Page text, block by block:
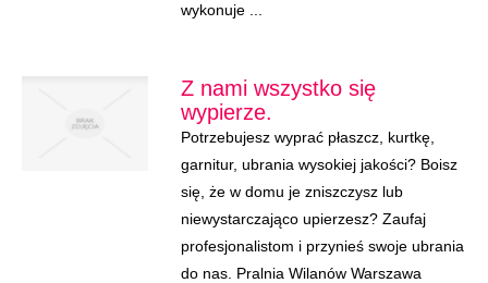
wykonuje ...
Z nami wszystko się
wypierze.
Potrzebujesz wyprać płaszcz, kurtkę,
garnitur, ubrania wysokiej jakości? Boisz
się, że w domu je zniszczysz lub
niewystarczająco upierzesz? Zaufaj
profesjonalistom i przynieś swoje ubrania
do nas. Pralnia Wilanów Warszawa